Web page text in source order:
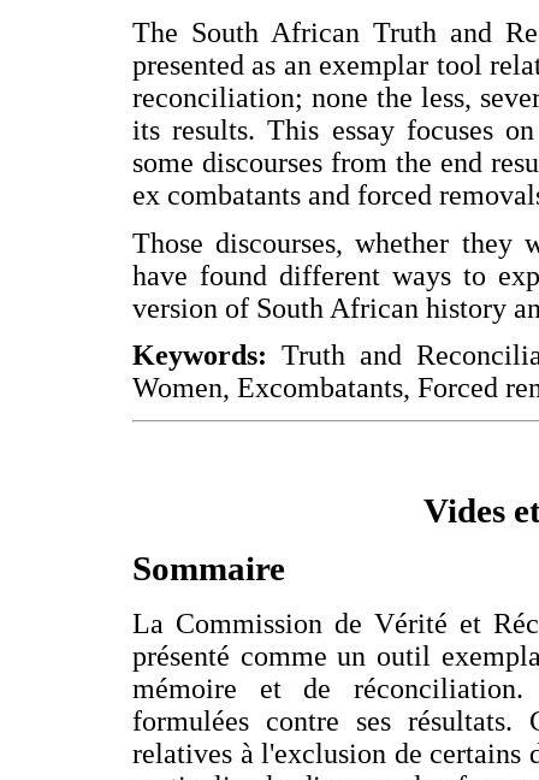
The South African Truth and
presented as an exemplar tool
reconciliation; none the less,
its results. This essay focuses
some discourses from the end
ex combatants and forced
Those discourses, whether they
have found different ways to
version of South African history
Keywords: Truth and
Women, Excombatants, Forced
Vides
Sommaire
La Commission de Vérité et
présenté comme un outil
mémoire et de réconciliation.
formulées contre ses
relatives à l'exclusion de certains